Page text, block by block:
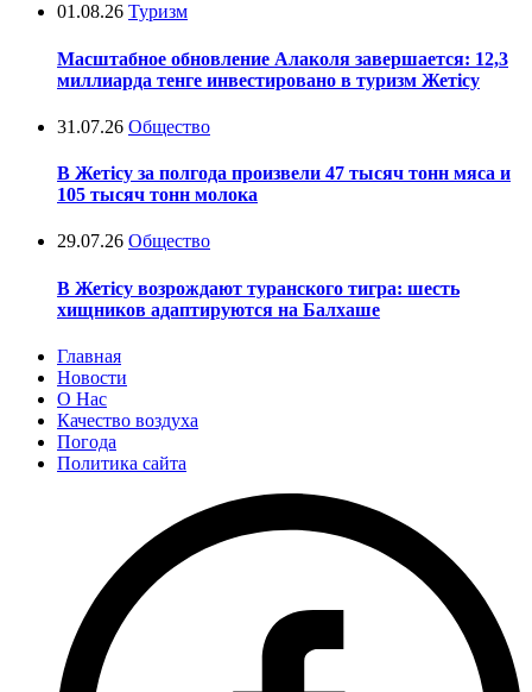
01.08.26 Туризм
Масштабное обновление Алаколя завершается: 12,3
миллиарда тенге инвестировано в туризм Жетісу
31.07.26 Общество
В Жетісу за полгода произвели 47 тысяч тонн мяса и
105 тысяч тонн молока
29.07.26 Общество
В Жетісу возрождают туранского тигра: шесть
хищников адаптируются на Балхаше
Главная
Новости
О Нас
Качество воздуха
Погода
Политика сайта